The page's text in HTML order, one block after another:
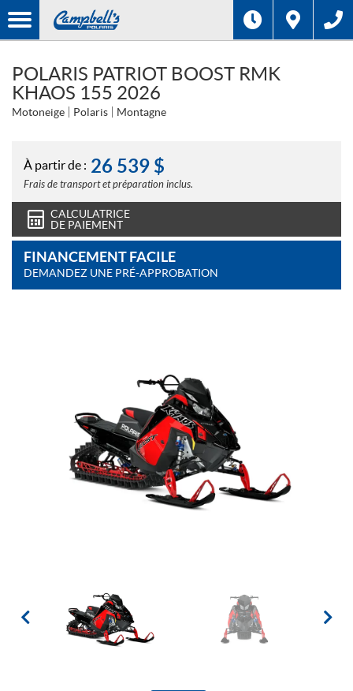
POLARIS PATRIOT BOOST RMK
KHAOS 155 2026
Motoneige Polaris Montagne
À partir de : 26 539 $
Frais de transport et préparation inclus.
CALCULATRICE
DE PAIEMENT
FINANCEMENT FACILE
DEMANDEZ UNE PRÉ-APPROBATION